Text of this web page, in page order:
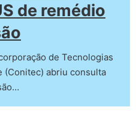
de remédio
de Tecnologias
(Conitec) abriu consulta